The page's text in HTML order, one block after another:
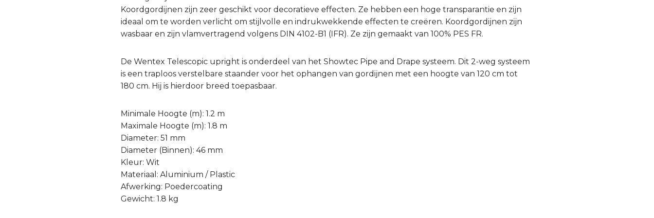
Koordgordijnen zijn zeer geschikt voor decoratieve effecten. Ze hebben een hoge transparantie en zijn
ideaal om te worden verlicht om stijlvolle en indrukwekkende effecten te creëren. Koordgordijnen zijn
wasbaar en zijn vlamvertragend volgens DIN 4102-B1 (IFR). Ze zijn gemaakt van 100% PES FR.
De Wentex Telescopic upright is onderdeel van het Showtec Pipe and Drape systeem. Dit 2-weg systeem
is een traploos verstelbare staander voor het ophangen van gordijnen met een hoogte van 120 cm tot
180 cm. Hij is hierdoor breed toepasbaar.
Minimale Hoogte (m): 1.2 m
Maximale Hoogte (m): 1.8 m
Diameter: 51 mm
Diameter (Binnen): 46 mm
Kleur: Wit
Materiaal: Aluminium / Plastic
Afwerking: Poedercoating
Gewicht: 1.8 kg